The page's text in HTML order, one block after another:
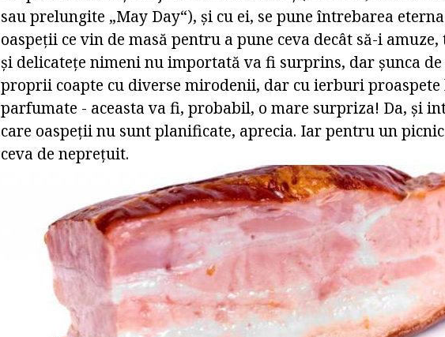
sau prelungite „May Day“), și cu ei, se pune întrebarea
oaspeții ce vin de masă pentru a pune ceva decât să-i
și delicatețe nimeni nu importată va fi surprins, dar șunca
proprii coapte cu diverse mirodenii, dar cu ierburi
parfumate - aceasta va fi, probabil, o mare surpriza! Da, și
care oaspeții nu sunt planificate, aprecia. Iar pentru un
ceva de neprețuit.